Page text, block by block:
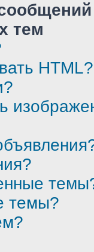
тем
HTML?
темы?